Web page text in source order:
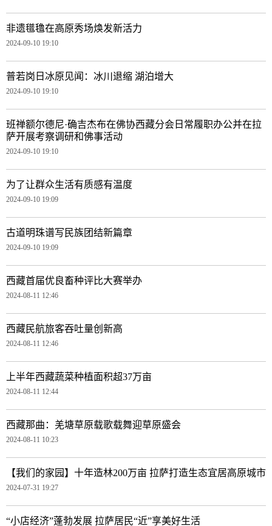
非遗氆氇在高原秀场焕发新活力
2024-09-10 19:10
普若岗日冰原见闻：冰川退缩 湖泊增大
2024-09-10 19:10
班禅额尔德尼·确吉杰布在佛协西藏分会日常履职办公并在拉
萨开展考察调研和佛事活动
2024-09-10 19:10
为了让群众生活有质感有温度
2024-09-10 19:09
古道明珠谱写民族团结新篇章
2024-09-10 19:09
西藏首届优良畜种评比大赛举办
2024-08-11 12:46
西藏民航旅客吞吐量创新高
2024-08-11 12:46
上半年西藏蔬菜种植面积超37万亩
2024-08-11 12:44
西藏那曲：羌塘草原载歌载舞迎草原盛会
2024-08-11 10:23
【我们的家园】十年造林200万亩 拉萨打造生态宜居高原城市
2024-07-31 19:27
“小店经济”蓬勃发展 拉萨居民“近”享美好生活